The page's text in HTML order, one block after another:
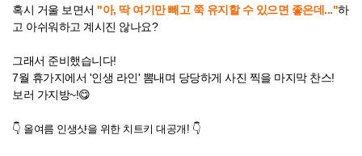
혹시 거울 보면서 "아, 딱 여기만 빼고 쭉 유지할 수 있으면 좋은데..."하
고 아쉬워하고 계시진 않나요?
그래서 준비했습니다!
7월 휴가지에서 '인생 라인' 뽐내며 당당하게 사진 찍을 마지막 찬스!
보러 가지방~!😋
👇 올여름 인생샷을 위한 치트키 대공개! 👇